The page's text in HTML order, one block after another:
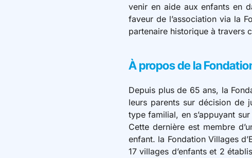
venir en aide aux enfants en
faveur de l’association via la
partenaire historique à travers
À propos de la
Depuis plus de 65 ans, la
leurs parents sur décision de
type familial, en s’appuyant
Cette dernière est membre
enfant. la Fondation Villages
17 villages d’enfants et 2